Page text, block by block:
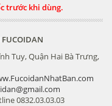
trước khi dùng.
Tuy, Quận Hai Bà Trưng,
0832.03.03.03